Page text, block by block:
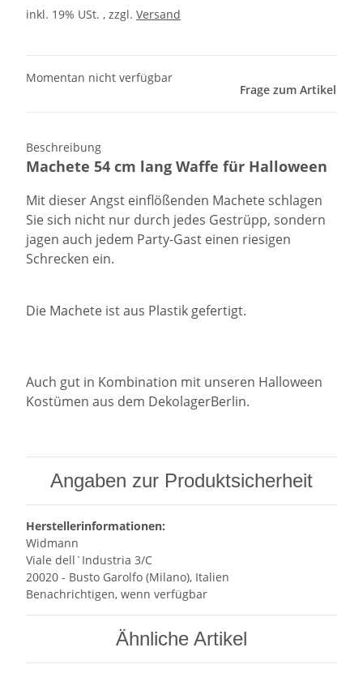
inkl. 19% USt. , zzgl. Versand
Momentan nicht verfügbar
Frage zum Artikel
Beschreibung
Machete 54 cm lang Waffe für Halloween
Mit dieser Angst einflößenden Machete schlagen
Sie sich nicht nur durch jedes Gestrüpp, sondern
jagen auch jedem Party-Gast einen riesigen
Schrecken ein.
Die Machete ist aus Plastik gefertigt.
Auch gut in Kombination mit unseren Halloween
Kostümen aus dem DekolagerBerlin.
Angaben zur Produktsicherheit
Herstellerinformationen:
Widmann
Viale dell`Industria 3/C
20020 - Busto Garolfo (Milano), Italien
Benachrichtigen, wenn verfügbar
Ähnliche Artikel